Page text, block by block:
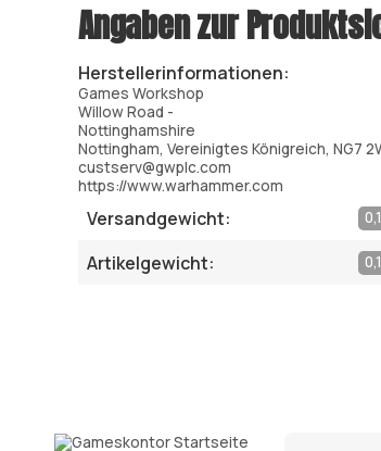
Angaben zur
Herstellerinformationen:
Games Workshop
Willow Road -
Nottinghamshire
Nottingham, Vereinigtes Königreich, NG7
custserv@gwplc.com
https://www.warhammer.com
Versandgewicht:
Artikelgewicht: